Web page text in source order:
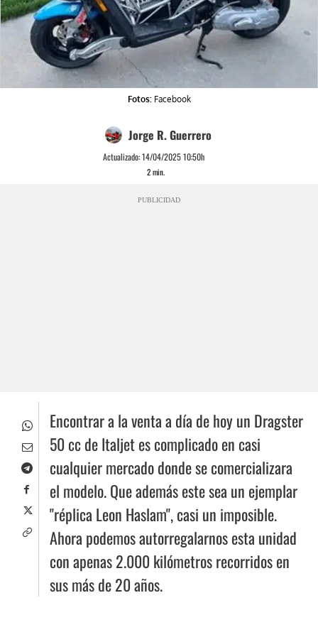
Fotos:Facebook
Jorge R. Guerrero
Actualizado:14/04/2025 10:50h
2min.
PUBLICIDAD
Encontrar a la venta a día de hoy un Dragster
50 cc de Italjet es complicado en casi
cualquier mercado donde se comercializara
el modelo. Que además este sea un ejemplar
"réplica Leon Haslam", casi un imposible.
Ahora podemos autorregalarnos esta unidad
con apenas 2.000 kilómetros recorridos en
sus más de 20 años.